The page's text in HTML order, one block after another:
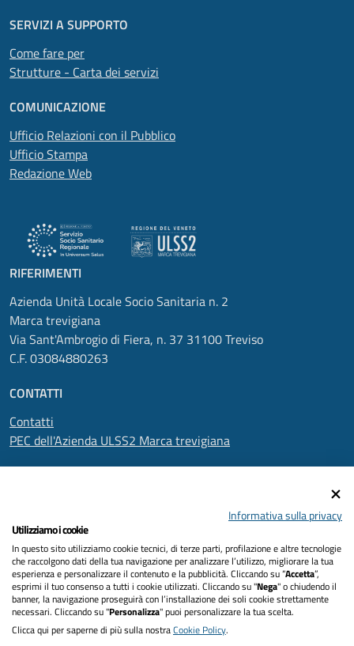
SERVIZI A SUPPORTO
Come fare per
Strutture - Carta dei servizi
COMUNICAZIONE
Ufficio Relazioni con il Pubblico
Ufficio Stampa
Redazione Web
RIFERIMENTI
Azienda Unità Locale Socio Sanitaria n. 2
Marca trevigiana
Via Sant'Ambrogio di Fiera, n. 37 31100 Treviso
C.F. 03084880263
CONTATTI
Contatti
PEC dell'Azienda ULSS2 Marca trevigiana
Informativa privacy
Dichiarazione di accessibilità
Note legali
Informativa sulla privacy
Utilizziamo i cookie
In questo sito utilizziamo cookie tecnici, di terze parti, profilazione e altre tecnologie
che raccolgono dati della tua navigazione per analizzare l’utilizzo, migliorare la tua
esperienza e personalizzare il contenuto e la pubblicità. Cliccando su “Accetta”,
esprimi il tuo consenso a tutti i cookie utilizzati. Cliccando su "Nega" o chiudendo il
banner, la navigazione proseguirà con l’installazione dei soli cookie strettamente
necessari. Cliccando su "Personalizza" puoi personalizzare la tua scelta.
Clicca qui per saperne di più sulla nostraCookie Policy.